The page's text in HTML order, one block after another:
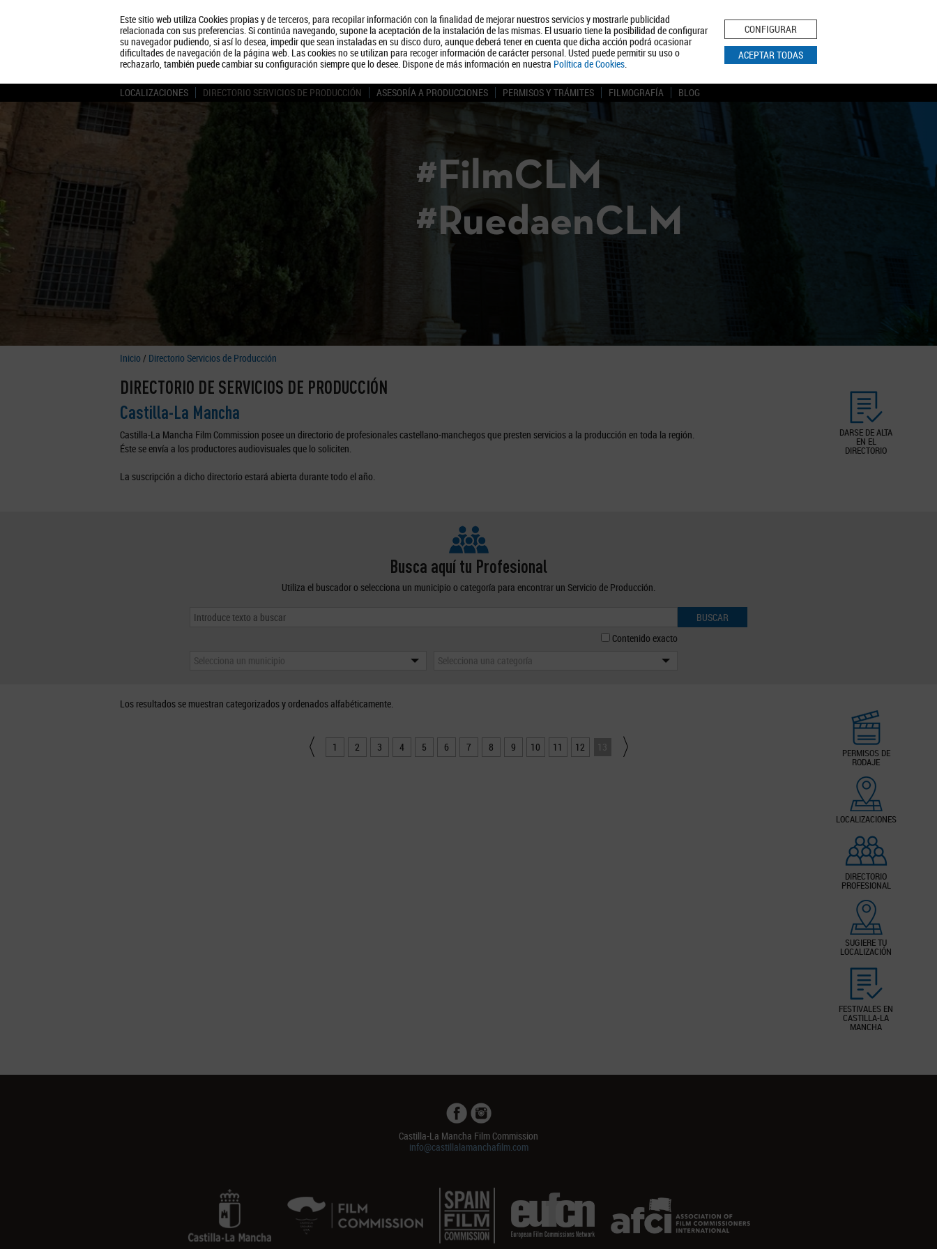
Este sitio web utiliza Cookies propias y de terceros, para recopilar información con la finalidad de mejorar nuestros servicios y mostrarle publicidad
relacionada con sus preferencias. Si continúa navegando, supone la aceptación de la instalación de las mismas. El usuario tiene la posibilidad de configurar
su navegador pudiendo, si así lo desea, impedir que sean instaladas en su disco duro, aunque deberá tener en cuenta que dicha acción podrá ocasionar
dificultades de navegación de la página web. Las cookies no se utilizan para recoger información de carácter personal. Usted puede permitir su uso o
rechazarlo, también puede cambiar su configuración siempre que lo desee. Dispone de más información en nuestra Política de Cookies.
CONFIGURAR
ACEPTAR TODAS
Quiénes somos Turismo Política de Privacidad Aviso Legal Política de Cookies
BUSCAR
LOCALIZACIONES DIRECTORIO SERVICIOS DE PRODUCCIÓN ASESORÍA A PRODUCCIONES PERMISOS Y TRÁMITES FILMOGRAFÍA BLOG
#FilmCLM
#RuedaenCLM
Inicio / Directorio Servicios de Producción
DARSE DE ALTA
EN EL
DIRECTORIO
DIRECTORIO DE SERVICIOS DE PRODUCCIÓN
Castilla-La Mancha
Castilla-La Mancha Film Commission posee un directorio de profesionales castellano-manchegos que presten servicios a la producción en toda la región.
Éste se envía a los productores audiovisuales que lo soliciten.
La suscripción a dicho directorio estará abierta durante todo el año.
Busca aquí tu Profesional
Utiliza el buscador o selecciona un municipio o categoría para encontrar un Servicio de Producción.
BUSCAR
Contenido exacto
Selecciona un municipio
Selecciona una categoría
PERMISOS DE
RODAJE
LOCALIZACIONES
DIRECTORIO
PROFESIONAL
SUGIERE TU
LOCALIZACIÓN
FESTIVALES EN
CASTILLA-LA
MANCHA
Los resultados se muestran categorizados y ordenados alfabéticamente.
1 2 3 4 5 6 7 8 9 10 11 12 13
Castilla-La Mancha Film Commission
info@castillalamanchafilm.com